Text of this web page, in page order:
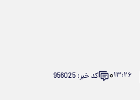
۱۳:۲۶۰ کد خبر: 956025